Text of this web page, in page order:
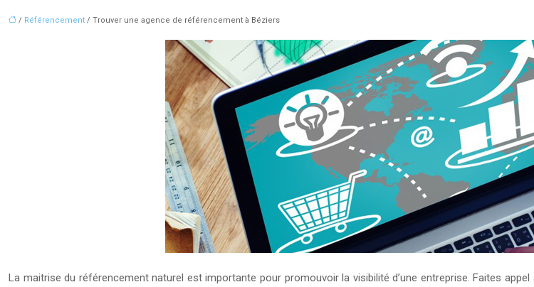
/ Référencement / Trouver une agence de référencement à Béziers
La maitrise du référencement naturel est importante pour promouvoir la visibilité d’une entreprise. Faites